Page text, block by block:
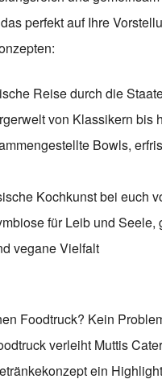
perfekt auf Ihre
Reise durch die
von Klassikern bis
Bowls,
Kochkunst bei euch
für Leib und Seele,
vegane Vielfalt
Foodtruck? Kein
verleiht Muttis
ein